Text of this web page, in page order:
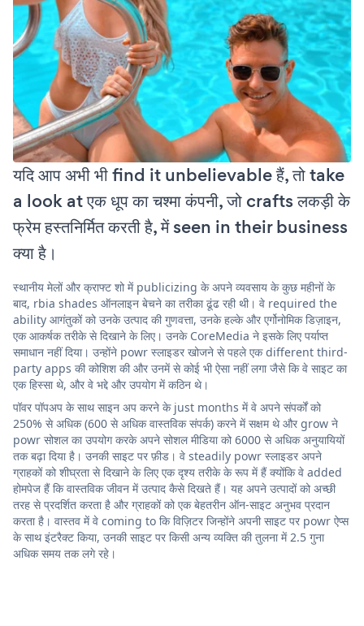
यदि आप अभी भी find it unbelievable हैं, तो take
a look at एक धूप का चश्मा कंपनी, जो crafts लकड़ी के
फ्रेम हस्तनिर्मित करती है, में seen in their business
क्या है।
स्थानीय मेलों और क्राफ्ट शो में publicizing के अपने व्यवसाय के कुछ महीनों के
बाद, rbia shades ऑनलाइन बेचने का तरीका ढूंढ रही थी। वे required the
ability आगंतुकों को उनके उत्पाद की गुणवत्ता, उनके हल्के और एर्गोनोमिक डिज़ाइन,
एक आकर्षक तरीके से दिखाने के लिए। उनके CoreMedia ने इसके लिए पर्याप्त
समाधान नहीं दिया। उन्होंने powr स्लाइडर खोजने से पहले एक different third-
party apps की कोशिश की और उनमें से कोई भी ऐसा नहीं लगा जैसे कि वे साइट का
एक हिस्सा थे, और वे भद्दे और उपयोग में कठिन थे।
पॉवर पॉपअप के साथ साइन अप करने के just months में वे अपने संपर्कों को
250% से अधिक (600 से अधिक वास्तविक संपर्क) करने में सक्षम थे और grow ने
powr सोशल का उपयोग करके अपने सोशल मीडिया को 6000 से अधिक अनुयायियों
तक बढ़ा दिया है। उनकी साइट पर फ़ीड। वे steadily powr स्लाइडर अपने
ग्राहकों को शीघ्रता से दिखाने के लिए एक दृश्य तरीके के रूप में हैं क्योंकि वे added
होमपेज हैं कि वास्तविक जीवन में उत्पाद कैसे दिखते हैं। यह अपने उत्पादों को अच्छी
तरह से प्रदर्शित करता है और ग्राहकों को एक बेहतरीन ऑन-साइट अनुभव प्रदान
करता है। वास्तव में वे coming to कि विज़िटर जिन्होंने अपनी साइट पर powr ऐप्स
के साथ इंटरैक्ट किया, उनकी साइट पर किसी अन्य व्यक्ति की तुलना में 2.5 गुना
अधिक समय तक लगे रहे।